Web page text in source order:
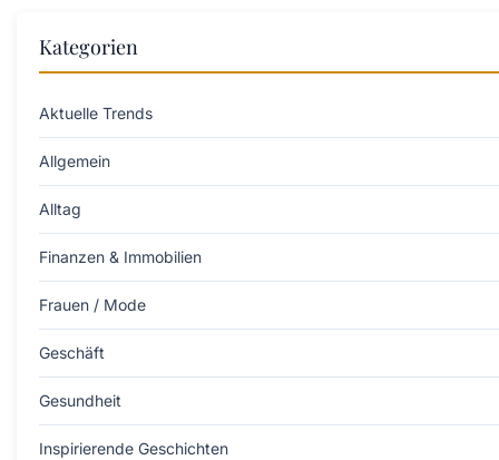
Kategorien
Aktuelle Trends
Allgemein
Alltag
Finanzen & Immobilien
Frauen / Mode
Geschäft
Gesundheit
Inspirierende Geschichten